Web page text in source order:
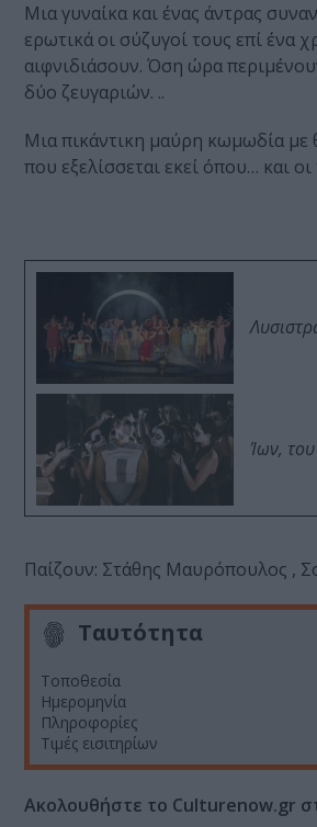
Μια γυναίκα και ένας άντρας
ερωτικά οι σύζυγοί τους επί ένα
αιφνιδιάσουν. Όση ώρα
δύο ζευγαριών. ..
Μια πικάντικη μαύρη κωμωδία με
που εξελίσσεται εκεί όπου… και
Ίων,
Παίζουν: Στάθης Μαυρόπουλος ,
Ταυτότητα
Τοποθεσία
Ημερομηνία
Πληροφορίες
Τιμές εισιτηρίων
Ακολουθήστε το Culturenow.gr